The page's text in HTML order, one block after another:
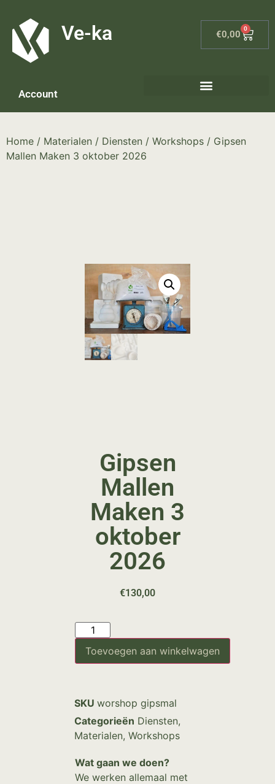
Ve-ka €0,00
0
Account
Home / Materialen / Diensten / Workshops / Gipsen
Mallen Maken 3 oktober 2026
Gipsen
Mallen
Maken 3
oktober
2026
€130,00
Toevoegen aan winkelwagen
SKU worshop gipsmal
Categorieën Diensten,
Materialen, Workshops
Wat gaan we doen?
We werken allemaal met